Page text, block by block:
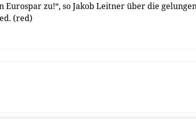
zu!“, so Jakob Leitner über die
(red)